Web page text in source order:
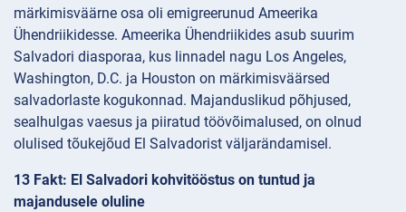
märkimisväärne osa oli emigreerunud Ameerika
Ühendriikidesse. Ameerika Ühendriikides asub suurim
Salvadori diasporaa, kus linnadel nagu Los Angeles,
Washington, D.C. ja Houston on märkimisväärsed
salvadorlaste kogukonnad. Majanduslikud põhjused,
sealhulgas vaesus ja piiratud töövõimalused, on olnud
olulised tõukejõud El Salvadorist väljarändamisel.
13 Fakt: El Salvadori kohvitööstus on tuntud ja
majandusele oluline